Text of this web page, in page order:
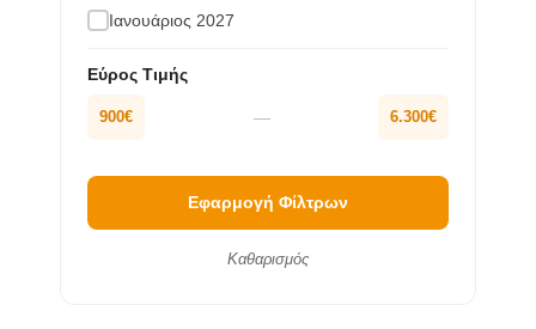
Ιανουάριος 2027
Εύρος Τιμής
900€ — 6.300€
Εφαρμογή Φίλτρων
Καθαρισμός